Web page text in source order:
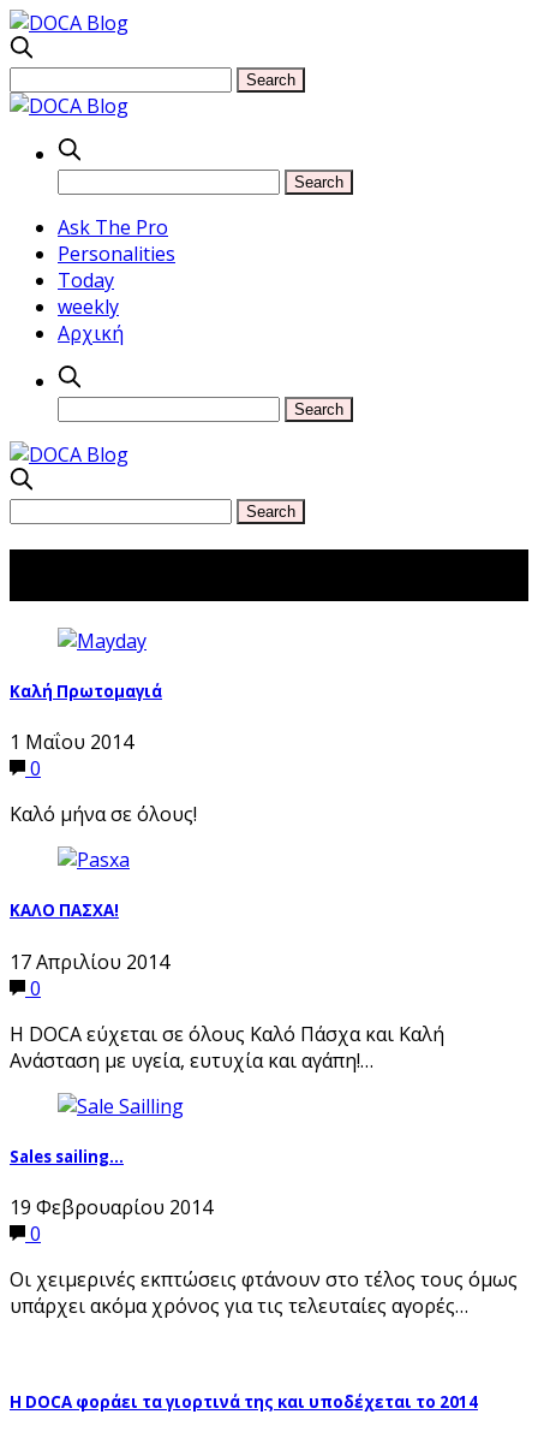
Ask The Pro
Personalities
Today
weekly
Αρχική
Καλή Πρωτομαγιά
1 Μαΐου 2014
0
Καλό μήνα σε όλους!
ΚΑΛΟ ΠΑΣΧΑ!
17 Απριλίου 2014
0
Η DOCA εύχεται σε όλους Καλό Πάσχα και Καλή
Ανάσταση με υγεία, ευτυχία και αγάπη!…
Sales sailing…
19 Φεβρουαρίου 2014
0
Οι χειμερινές εκπτώσεις φτάνουν στο τέλος τους όμως
υπάρχει ακόμα χρόνος για τις τελευταίες αγορές…
Η DOCA φοράει τα γιορτινά της και υποδέχεται το 2014